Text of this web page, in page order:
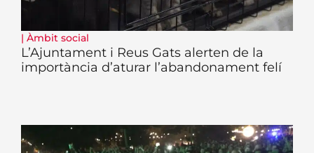
| Àmbit social
L’Ajuntament i Reus Gats alerten de la
importància d’aturar l’abandonament felí